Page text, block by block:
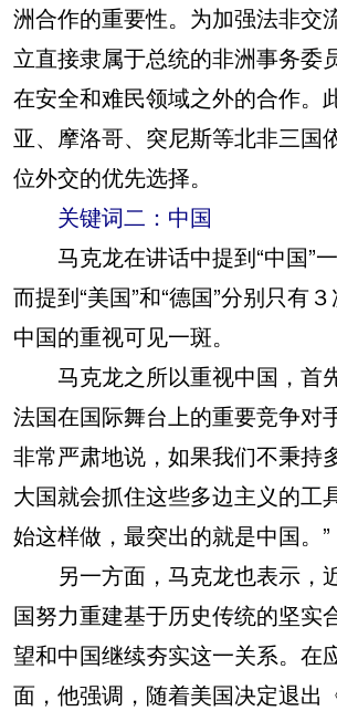
洲合作的重要性。为加强法非交
立直接隶属于总统的非洲事务委
在安全和难民领域之外的合作。
亚、摩洛哥、突尼斯等北非三国
位外交的优先选择。
关键词二：中国
马克龙在讲话中提到“中国”一
而提到“美国”和“德国”分别只有
中国的重视可见一斑。
马克龙之所以重视中国，首
法国在国际舞台上的重要竞争对
非常严肃地说，如果我们不秉持
大国就会抓住这些多边主义的工
始这样做，最突出的就是中国。”
另一方面，马克龙也表示，
国努力重建基于历史传统的坚实
望和中国继续夯实这一关系。在
面，他强调，随着美国决定退出